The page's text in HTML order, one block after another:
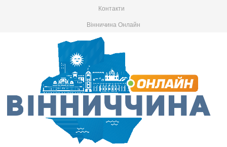
Контакти
Вінничина Онлайн